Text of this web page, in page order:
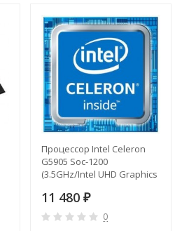
Процессор Intel Celeron
G5905 Soc-1200
(3.5GHz/Intel UHD Graphics
11 480 ₽
0